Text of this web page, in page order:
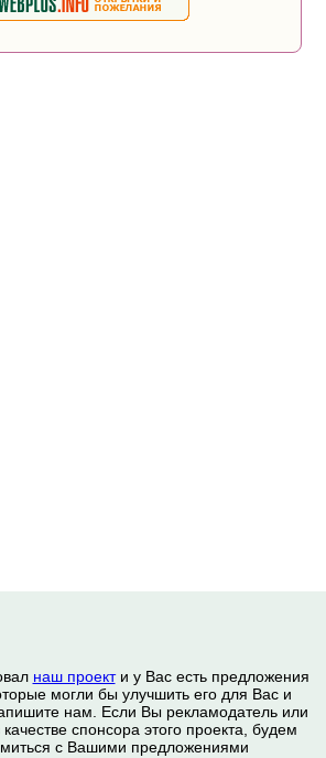
наш проекти у Вас есть предложения
могли бы улучшить его для Вас и
нам. Если Вы рекламодатель или
качестве спонсора этого проекта, будем
с Вашими предложениями